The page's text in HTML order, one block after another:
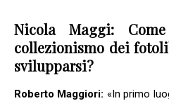
Nicola Maggi:
collezionismo dei
svilupparsi?
Roberto Maggiori: «In primo